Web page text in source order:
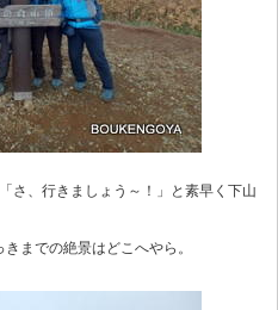
さ、行きましょう～！」と素早く下山
までの絶景はどこへやら。